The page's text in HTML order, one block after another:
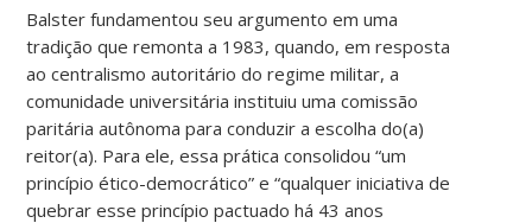
Balster fundamentou seu argumento em uma
tradição que remonta a 1983, quando, em resposta
ao centralismo autoritário do regime militar, a
comunidade universitária instituiu uma comissão
paritária autônoma para conduzir a escolha do(a)
reitor(a). Para ele, essa prática consolidou “um
princípio ético-democrático” e “qualquer iniciativa de
quebrar esse princípio pactuado há 43 anos